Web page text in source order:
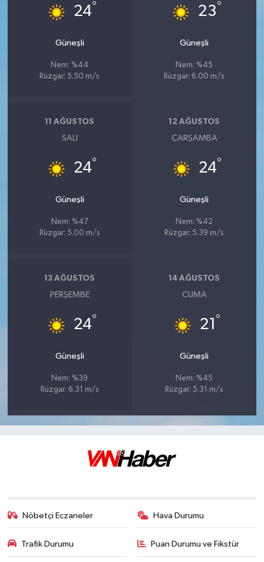
24°
Güneşli
Nem: %44
Rüzgar: 5.50 m/s
23°
Güneşli
Nem: %45
Rüzgar: 6.00 m/s
11 AĞUSTOS
SALI
24°
Güneşli
Nem: %47
Rüzgar: 5.00 m/s
12 AĞUSTOS
ÇARŞAMBA
24°
Güneşli
Nem: %42
Rüzgar: 5.39 m/s
13 AĞUSTOS
PERŞEMBE
24°
Güneşli
Nem: %39
Rüzgar: 6.31 m/s
14 AĞUSTOS
CUMA
21 °
Güneşli
Nem: %45
Rüzgar: 5.31 m/s
Nöbetçi Eczaneler Hava Durumu
Trafik Durumu Puan Durumu ve Fikstür